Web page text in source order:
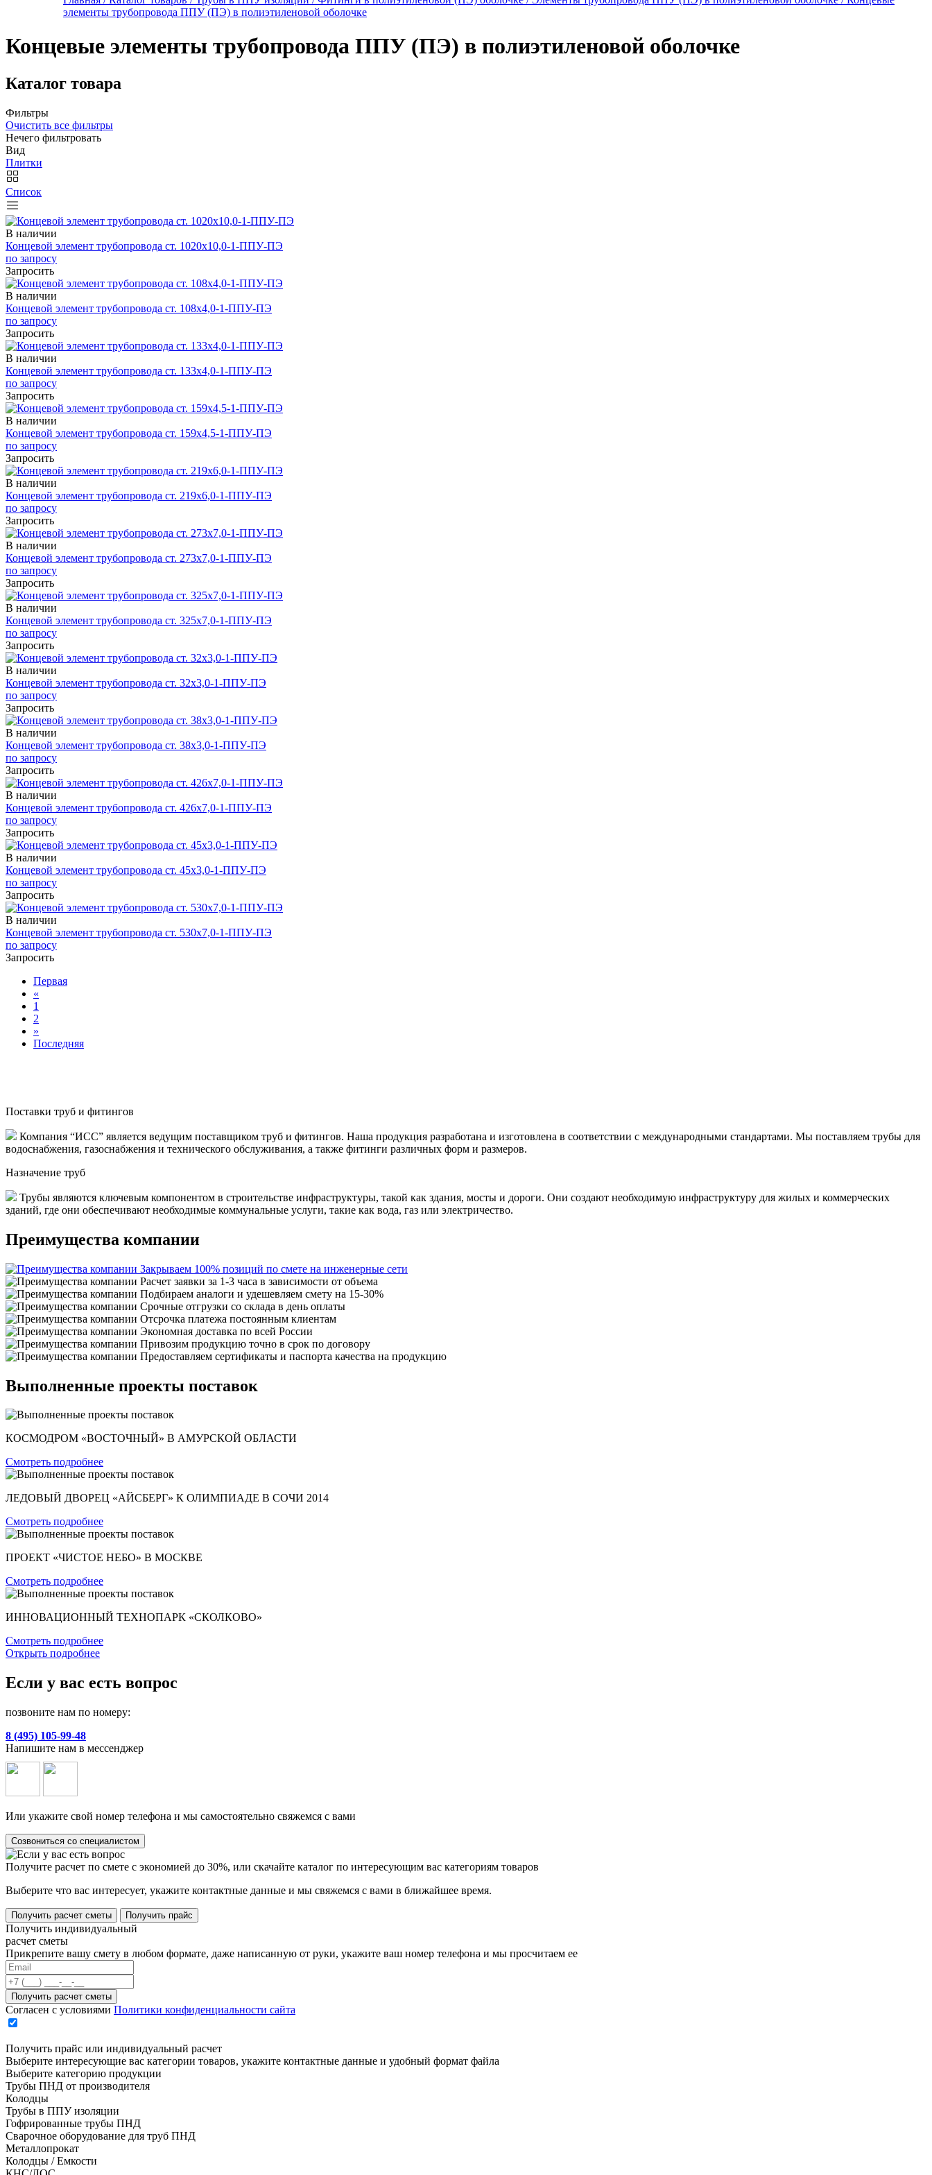
элементы трубопровода ППУ (ПЭ) в полиэтиленовой оболочке
Концевые элементы трубопровода ППУ (ПЭ) в полиэтиленовой оболочке
Каталог товара
Фильтры
Очистить все фильтры
Нечего фильтровать
Вид
Плитки
Список
В наличии
Концевой элемент трубопровода ст. 1020х10,0-1-ППУ-ПЭ
по запросу
Запросить
В наличии
Концевой элемент трубопровода ст. 108х4,0-1-ППУ-ПЭ
по запросу
Запросить
В наличии
Концевой элемент трубопровода ст. 133х4,0-1-ППУ-ПЭ
по запросу
Запросить
В наличии
Концевой элемент трубопровода ст. 159х4,5-1-ППУ-ПЭ
по запросу
Запросить
В наличии
Концевой элемент трубопровода ст. 219х6,0-1-ППУ-ПЭ
по запросу
Запросить
В наличии
Концевой элемент трубопровода ст. 273х7,0-1-ППУ-ПЭ
по запросу
Запросить
В наличии
Концевой элемент трубопровода ст. 325х7,0-1-ППУ-ПЭ
по запросу
Запросить
В наличии
Концевой элемент трубопровода ст. 32х3,0-1-ППУ-ПЭ
по запросу
Запросить
В наличии
Концевой элемент трубопровода ст. 38х3,0-1-ППУ-ПЭ
по запросу
Запросить
В наличии
Концевой элемент трубопровода ст. 426х7,0-1-ППУ-ПЭ
по запросу
Запросить
В наличии
Концевой элемент трубопровода ст. 45х3,0-1-ППУ-ПЭ
по запросу
Запросить
В наличии
Концевой элемент трубопровода ст. 530х7,0-1-ППУ-ПЭ
по запросу
Запросить
Первая
«
1
2
»
Последняя
Поставки труб и фитингов
Компания “ИСС” является ведущим поставщиком труб и фитингов. Наша продукция разработана и изготовлена в соответствии с международными стандартами. Мы поставляем трубы для
водоснабжения, газоснабжения и технического обслуживания, а также фитинги различных форм и размеров.
Назначение труб
Трубы являются ключевым компонентом в строительстве инфраструктуры, такой как здания, мосты и дороги. Они создают необходимую инфраструктуру для жилых и коммерческих
зданий, где они обеспечивают необходимые коммунальные услуги, такие как вода, газ или электричество.
Преимущества компании
Закрываем 100% позиций по смете на инженерные сети
Расчет заявки за 1-3 часа в зависимости от объема
Подбираем аналоги и удешевляем смету на 15-30%
Срочные отгрузки со склада в день оплаты
Отсрочка платежа постоянным клиентам
Экономная доставка по всей России
Привозим продукцию точно в срок по договору
Предоставляем сертификаты и паспорта качества на продукцию
Выполненные проекты поставок
КОСМОДРОМ «ВОСТОЧНЫЙ» В АМУРСКОЙ ОБЛАСТИ
Смотреть подробнее
ЛЕДОВЫЙ ДВОРЕЦ «АЙСБЕРГ» К ОЛИМПИАДЕ В СОЧИ 2014
Смотреть подробнее
ПРОЕКТ «ЧИСТОЕ НЕБО» В МОСКВЕ
Смотреть подробнее
ИННОВАЦИОННЫЙ ТЕХНОПАРК «СКОЛКОВО»
Смотреть подробнее
Открыть подробнее
Если у вас есть вопрос
позвоните нам по номеру:
8 (495) 105-99-48
Напишите нам в мессенджер
Или укажите свой номер телефона и мы самостоятельно свяжемся с вами
Созвониться со специалистом
Получите расчет по смете с экономией до 30%, или скачайте каталог по интересующим вас категориям товаров
Выберите что вас интересует, укажите контактные данные и мы свяжемся с вами в ближайшее время.
Получить расчет сметы Получить прайс
Получить индивидуальный
расчет сметы
Прикрепите вашу смету в любом формате, даже написанную от руки, укажите ваш номер телефона и мы просчитаем ее
Согласен с условиями Политики конфиденциальности сайта
Получить прайс или индивидуальный расчет
Выберите интересующие вас категории товаров, укажите контактные данные и удобный формат файла
Выберите категорию продукции
Трубы ПНД от производителя
Колодцы
Трубы в ППУ изоляции
Гофрированные трубы ПНД
Сварочное оборудование для труб ПНД
Металлопрокат
Колодцы / Емкости